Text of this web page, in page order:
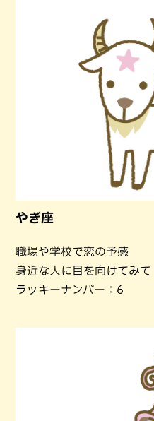
やぎ座
職場や学校で恋の予感
身近な人に目を向けてみて
ラッキーナンバー：6